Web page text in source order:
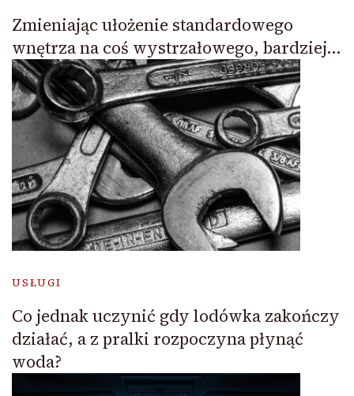
Zmieniając ułożenie standardowego
wnętrza na coś wystrzałowego, bardziej…
USŁUGI
Co jednak uczynić gdy lodówka zakończy
działać, a z pralki rozpoczyna płynąć
woda?